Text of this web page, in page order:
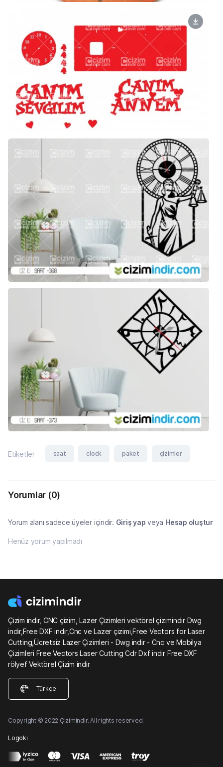
Etiketler saat clock paket çizimler
Yorumlar (0)
Yorum alanı sadece üyeler içindir. Giriş yap veya Hesap oluştur
Henüz yorum yapılmadı
Çizim indir, CNC çizim, Lazer Çizimleri vektörel çizimindir Dwg
indir,Free DXF indir,Cnc ve Lazer çizimi,Free Vectors for Laser
Cutting,Ücretsiz Lazer Çizimleri - Dwg indir - Cnc ve Mobilya
Çizimleri Free Vectors Laser Cutting Cdr Dxf indir Free DXF
rölyef Vektörel Çizim indir
Türkçe
Copyright © 2022 Çizimindir. All rights reserved.
Logoki